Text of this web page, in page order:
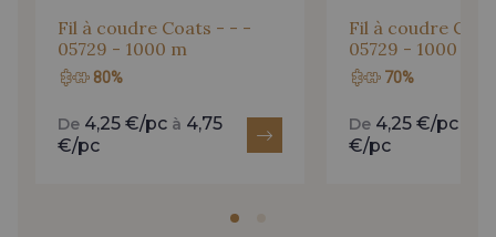
Fil à coudre Coats - - -
05729 - 1000 m
80%
De 4,25 €/pc à 4,75
€/pc
Fil à coudre
05729 - 1000 m
70%
De 4,25 €/pc
€/pc